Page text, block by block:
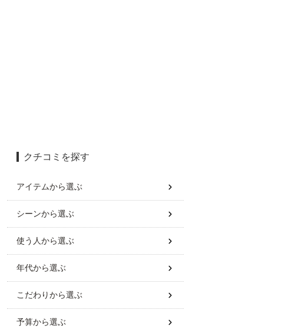
クチコミを探す
アイテムから選ぶ
シーンから選ぶ
使う人から選ぶ
年代から選ぶ
こだわりから選ぶ
予算から選ぶ